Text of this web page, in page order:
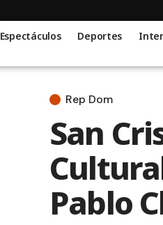
Espectáculos Deportes
Rep Dom
San
Pablo